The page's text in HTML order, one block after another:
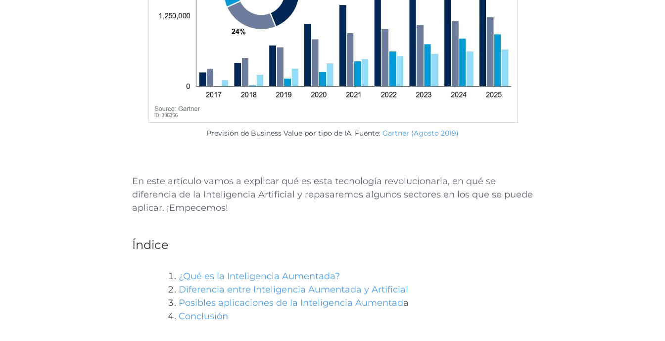
Previsión de Business Value por tipo de IA. Fuente: Gartner (Agosto 2019)
En este artículo vamos a explicar qué es esta tecnología revolucionaria, en qué se
diferencia de la Inteligencia Artificial y repasaremos algunos sectores en los que se puede
aplicar. ¡Empecemos!
Índice
¿Qué es la Inteligencia Aumentada?
Diferencia entre Inteligencia Aumentada y Artificial
Posibles aplicaciones de la Inteligencia Aumentada
Conclusión